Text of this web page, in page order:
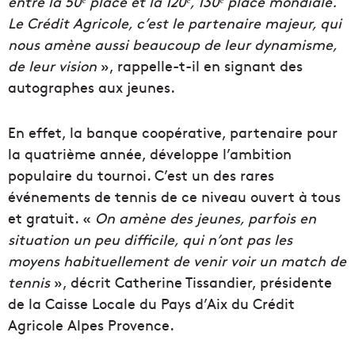
Le Crédit Agricole, c’est le partenaire majeur, qui
nous amène aussi beaucoup de leur dynamisme,
de leur vision », rappelle-t-il en signant des
autographes aux jeunes.
En effet, la banque coopérative, partenaire pour
la quatrième année, développe l’ambition
populaire du tournoi. C’est un des rares
événements de tennis de ce niveau ouvert à tous
et gratuit. « On amène des jeunes, parfois en
situation un peu difficile, qui n’ont pas les
moyens habituellement de venir voir un match de
tennis», décrit Catherine Tissandier, présidente
de la Caisse Locale du Pays d’Aix du Crédit
Agricole Alpes Provence.